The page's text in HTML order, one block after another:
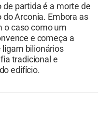
partida é a morte de
Arconia. Embora as
o caso como um
e começa a
ligam bilionários
tradicional e
edifício.